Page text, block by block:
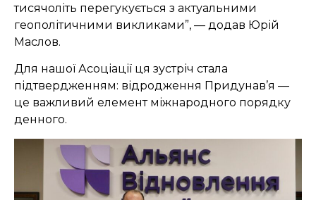
тисячоліть перегукується з актуальними
геополітичними викликами”, — додав Юрій
Маслов.
Для нашої Асоціації ця зустріч стала
підтвердженням: відродження Придунав’я —
це важливий елемент міжнародного порядку
денного.